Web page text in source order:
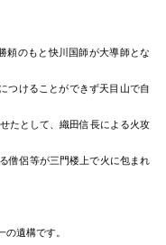
頼のもと快川国師が大導師とな
つけることができず天目山で自
たとして、織田信長による火攻
僧侶等が三門楼上で火に包まれ
遺構です。